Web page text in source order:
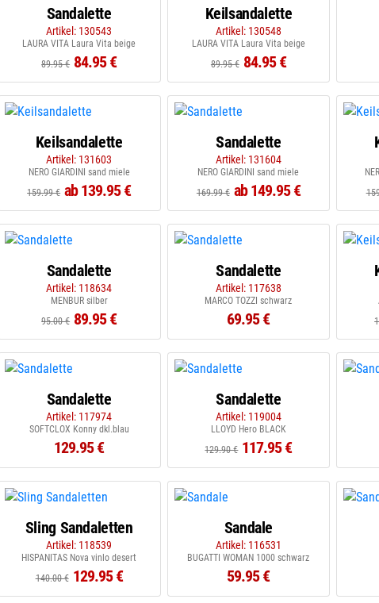
Sandalette
Artikel: 130543
LAURA VITA Laura Vita beige
89.95 € 84.95 €
Keilsandalette
Artikel: 130548
LAURA VITA Laura Vita beige
89.95 € 84.95 €
Keilsandalette
Artikel: 131603
NERO GIARDINI sand miele
159.99 € ab 139.95 €
Sandalette
Artikel: 131604
NERO GIARDINI sand miele
169.99 € ab 149.95 €
Sandalette
Artikel: 118634
MENBUR silber
95.00 € 89.95 €
Sandalette
Artikel: 117638
MARCO TOZZI schwarz
69.95 €
Sandalette
Artikel: 117974
SOFTCLOX Konny dkl.blau
129.95 €
Sandalette
Artikel: 119004
LLOYD Hero BLACK
129.90 € 117.95 €
Sling Sandaletten
Artikel: 118539
HISPANITAS Nova vinlo desert
140.00 € 129.95 €
Sandale
Artikel: 116531
BUGATTI WOMAN 1000 schwarz
59.95 €